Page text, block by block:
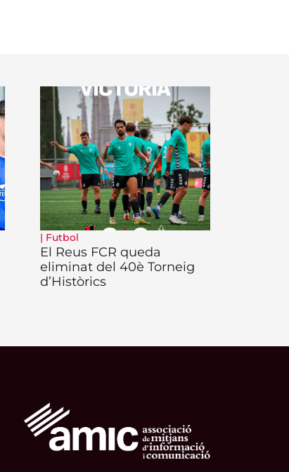
| Futbol
El Reus FCR queda
eliminat del 40è Torneig
d’Històrics